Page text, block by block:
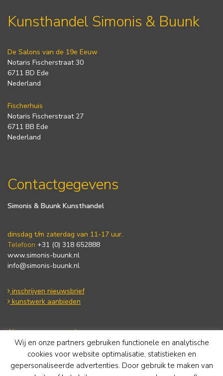
Kunsthandel Simonis & Buunk
De Salons van de 19e Eeuw
Notaris Fischerstraat 30
6711 BD Ede
Nederland
Fischerhuis
Notaris Fischerstraat 27
6711 BB Ede
Nederland
Contactgegevens
Simonis & Buunk Kunsthandel
dinsdag t/m zaterdag van 11-17 uur.
Telefoon +31 (0) 318 652888
www.simonis-buunk.nl
info@simonis-buunk.nl
inschrijven nieuwsbrief
kunstwerk aanbieden
Algemene voorwaarden
Privacy statement
Cookie Policy
Disclaimer
Wij en onze partners gebruiken functionele en analytische
cookies voor website optimalisatie, statistieken en
gepersonaliseerde advertenties. Door gebruik te maken van